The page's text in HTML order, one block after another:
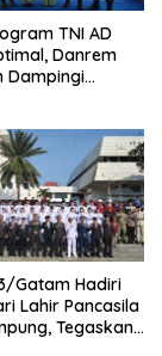
TNI AD
Danrem
Dampingi
Gatam Hadiri
Lahir Pancasila
Tegaskan